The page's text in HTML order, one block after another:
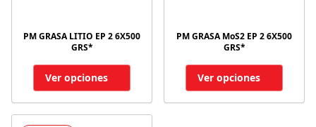
PM GRASA LITIO EP 2 6X500
GRS*
Ver opciones
PM GRASA MoS2 EP 2 6X500
GRS*
Ver opciones